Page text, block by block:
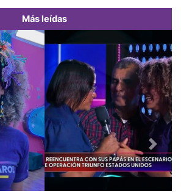
Más leídas
Next